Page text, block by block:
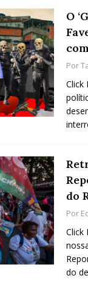
O
Por
Click
do
Por
Click
do